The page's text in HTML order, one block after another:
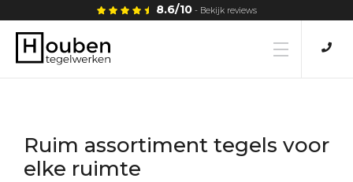
8.6/10 - Bekijk reviews
Tegels
Ruim assortiment tegels voor
elke ruimte